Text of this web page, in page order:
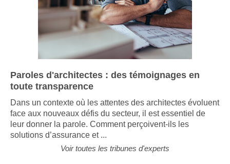
Paroles d'architectes : des témoignages en
toute transparence
Dans un contexte où les attentes des architectes évoluent
face aux nouveaux défis du secteur, il est essentiel de
leur donner la parole. Comment perçoivent-ils les
solutions d’assurance et ...
Voir toutes les tribunes d'experts